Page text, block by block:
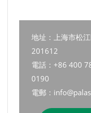
地址：上海市松
201612
電話：+86 400
0190
電郵：